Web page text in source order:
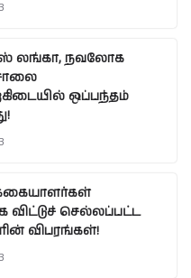
லங்கா, நவலோக
ஒப்பந்தம்
விட்டுச் செல்லப்பட்ட
விபரங்கள்!